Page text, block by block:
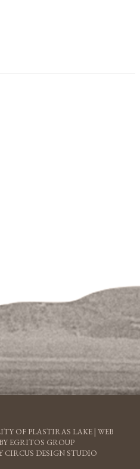
OF PLASTIRAS LAKE | WEB
EGRITOS GROUP
CIRCUS DESIGN STUDIO